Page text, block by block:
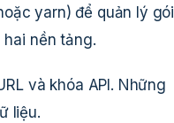
yarn) để quản lý
nền tảng.
và khóa API. Những
liệu.